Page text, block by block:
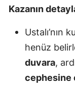
Kazanın
Ustalı’nın
henüz
duvara,
cephesine